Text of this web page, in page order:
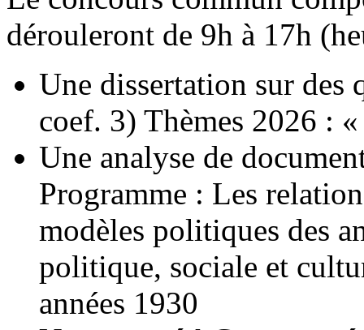
dérouleront de 9h à 17h
Une dissertation sur des
coef. 3) Thèmes 2026 :
Une analyse de
Programme : Les
modèles politiques des
politique, sociale et
années 1930